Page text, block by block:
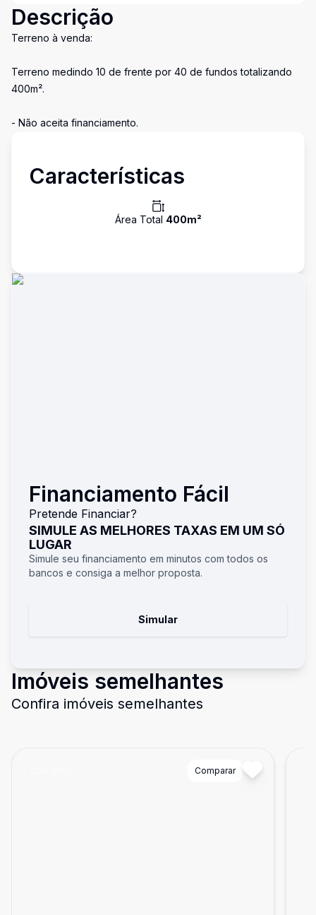
Descrição
Terreno à venda:
Terreno medindo 10 de frente por 40 de fundos totalizando
400m².
- Não aceita financiamento.
Características
Área Total 400m²
Financiamento Fácil
Pretende Financiar?
SIMULE AS MELHORES TAXAS EM UM SÓ
LUGAR
Simule seu financiamento em minutos com todos os
bancos e consiga a melhor proposta.
Simular
Imóveis semelhantes
Confira imóveis semelhantes
Comparar